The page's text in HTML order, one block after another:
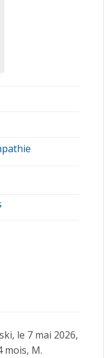
le 7 mai 2026,
mois, M.